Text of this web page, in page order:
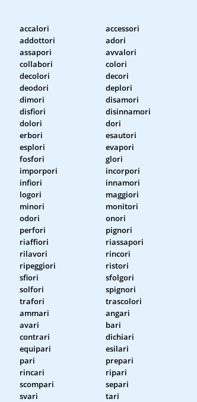
accalori
accessori
addottori
adori
assapori
avvalori
collabori
colori
decolori
decori
deodori
deplori
dimori
disamori
disfiori
disinnamori
dolori
dori
erbori
esautori
esplori
evapori
fosfori
glori
imporpori
incorpori
infiori
innamori
logori
maggiori
minori
monitori
odori
onori
perfori
pignori
riaffiori
riassapori
rilavori
rincori
ripeggiori
ristori
sfiori
sfolgori
solfori
spignori
trafori
trascolori
ammari
angari
avari
bari
contrari
dichiari
equipari
esilari
pari
prepari
rincari
ripari
scompari
separi
svari
tari